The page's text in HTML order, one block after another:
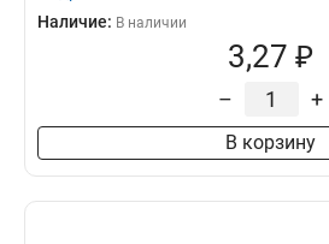
Наличие: В наличии
3,27 ₽
– +
В корзину